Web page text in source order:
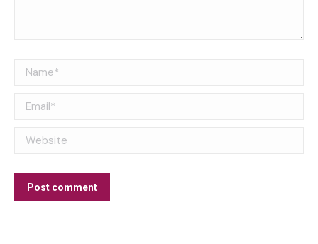
Name *
Email *
Website
Post comment